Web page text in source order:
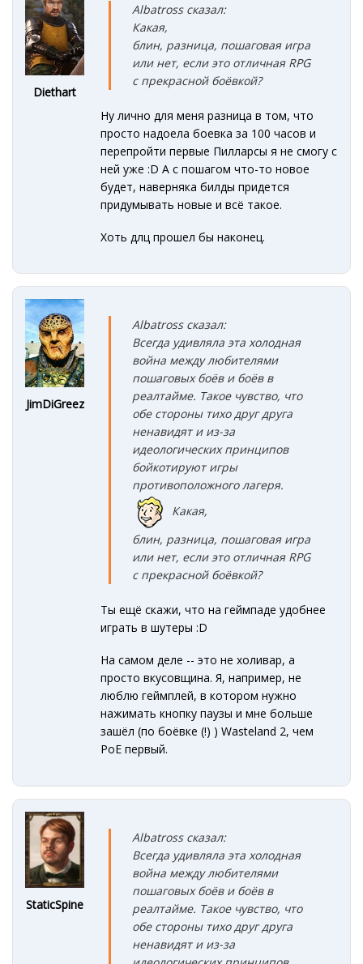
Diethart
Albatross сказал:
Какая,
блин, разница, пошаговая игра
или нет, если это отличная RPG
c прекрасной боёвкой?
Ну лично для меня разница в том, что
просто надоела боевка за 100 часов и
перепройти первые Пилларсы я не смогу с
ней уже :D А с пошагом что-то новое
будет, наверняка билды придется
придумывать новые и всё такое.
Хоть длц прошел бы наконец.
JimDiGreez
Albatross сказал:
Всегда удивляла эта холодная
война между любителями
пошаговых боёв и боёв в
реалтайме. Такое чувство, что
обе стороны тихо друг друга
ненавидят и из-за
идеологических принципов
бойкотируют игры
противоположного лагеря.
Какая,
блин, разница, пошаговая игра
или нет, если это отличная RPG
c прекрасной боёвкой?
Ты ещё скажи, что на геймпаде удобнее
играть в шутеры:D
На самом деле -- это не холивар, а
просто вкусовщина. Я, например, не
люблюгеймплей, в котором нужно
нажимать кнопку паузы и мне больше
зашёл (по боёвке (!) ) Wasteland 2, чем
PoE первый.
StaticSpine
Albatross сказал:
Всегда удивляла эта холодная
война между любителями
пошаговых боёв и боёв в
реалтайме. Такое чувство, что
обе стороны тихо друг друга
ненавидят и из-за